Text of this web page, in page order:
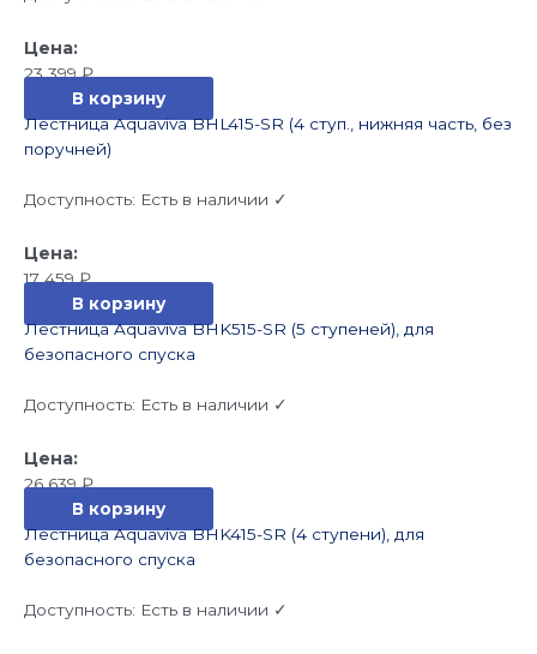
23 399₽
В корзину
Лестница Aquaviva BHL415-SR (4 ступ., нижняя часть, без
поручней)
Доступность: Есть в наличии ✓
17 459₽
В корзину
Лестница Aquaviva BHK515-SR (5 ступеней), для
безопасного спуска
Доступность: Есть в наличии ✓
26 639₽
В корзину
Лестница Aquaviva BHK415-SR (4 ступени), для
безопасного спуска
Доступность: Есть в наличии ✓